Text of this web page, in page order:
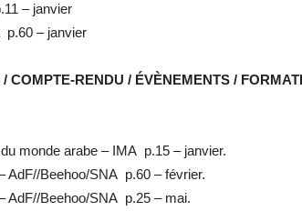
– janvier
p.60 – janvier
COMPTE-RENDU / ÉVÈNEMENTS /
monde arabe – IMA p.15 – janvier.
AdF//Beehoo/SNA p.60 – février.
AdF//Beehoo/SNA p.25 – mai.